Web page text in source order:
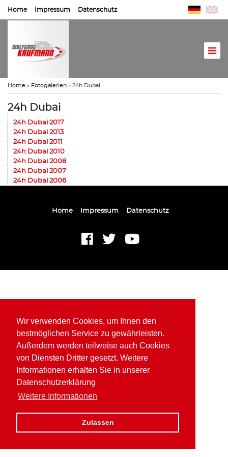
Wir verwenden Cookies, um Ihnen den
bestmöglichen Service zu gewährleisten.
Außerdem werden teilweise auch Cookies
von Diensten Dritter gesetzt. Weitere
Informationen erhalten Sie in unserer
Datenschutzerklärung
Weitere Informationen
Zulassen
Home Impressum Datenschutz
Home » Fotogalerien » 24h Dubai
24h Dubai
24h Dubai 2017
24h Dubai 2013
24h Dubai 2011
24h Dubai 2010
24h Dubai 2008
24h Dubai 2007
24h Dubai 2006
Home Impressum Datenschutz